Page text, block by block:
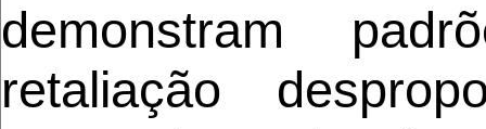
demonstram
retaliação